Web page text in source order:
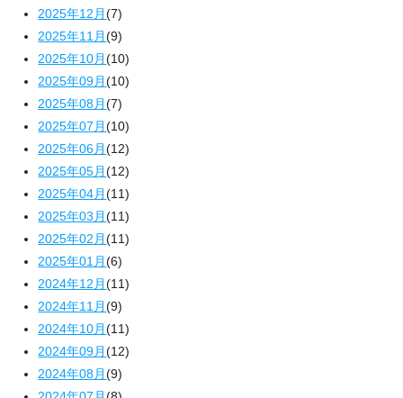
2025年12月(7)
2025年11月(9)
2025年10月(10)
2025年09月(10)
2025年08月(7)
2025年07月(10)
2025年06月(12)
2025年05月(12)
2025年04月(11)
2025年03月(11)
2025年02月(11)
2025年01月(6)
2024年12月(11)
2024年11月(9)
2024年10月(11)
2024年09月(12)
2024年08月(9)